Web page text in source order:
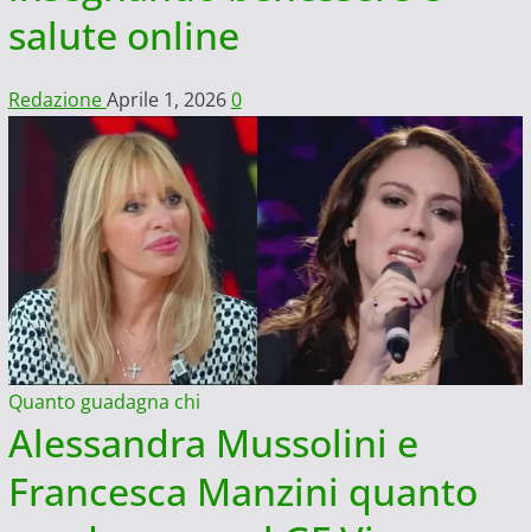
salute online
RedazioneAprile 1, 20260
Quanto guadagna chi
Alessandra Mussolini e
Francesca Manzini quanto